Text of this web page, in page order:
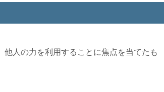
他人の力を利用することに焦点を当てたも